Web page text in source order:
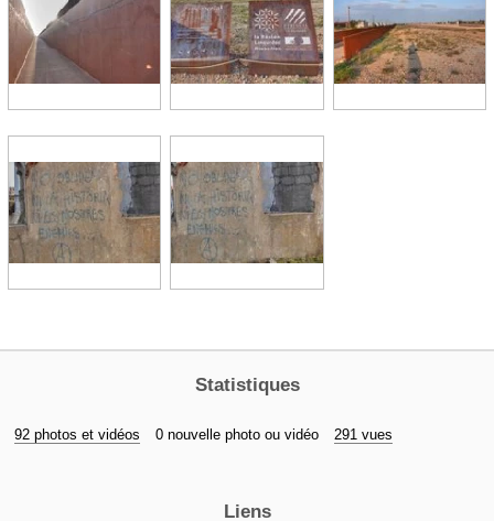
Statistiques
92 photos et vidéos 0 nouvelle photo ou vidéo 291 vues
Liens